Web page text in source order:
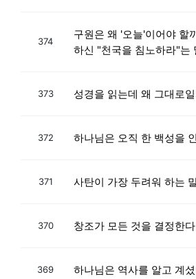
374
구원은 왜 '오늘'이어야 할
하신 "천국을 침노하라"는
373 성경을 읽는데 왜 그대로
372 하나님은 오직 한 백성을
371 사탄이 가장 두려워 하는
370 창조가 모든 것을 결정한
369 하나님은 역사를 알고 계